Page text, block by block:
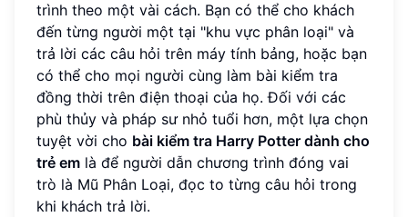
trình theo một vài cách. Bạn có thể cho khách
đến từng người một tại "khu vực phân loại" và
trả lời các câu hỏi trên máy tính bảng, hoặc bạn
có thể cho mọi người cùng làm bài kiểm tra
đồng thời trên điện thoại của họ. Đối với các
phù thủy và pháp sư nhỏ tuổi hơn, một lựa chọn
tuyệt vời cho bài kiểm tra Harry Potter dành cho
trẻ em là để người dẫn chương trình đóng vai
trò là Mũ Phân Loại, đọc to từng câu hỏi trong
khi khách trả lời.